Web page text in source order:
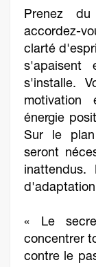
Prenez
accordez-
clarté
s'apaisent
s'installe.
énergie
Sur le plan
seront
« Le
concentrer
contre le